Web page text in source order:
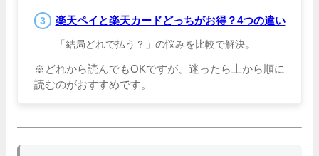
楽天ペイと楽天カードどっちがお得？4つの違い
「結局どれで払う？」の悩みを比較で解決。
※どれから読んでもOKですが、迷ったら上から順に
読むのがおすすめです。